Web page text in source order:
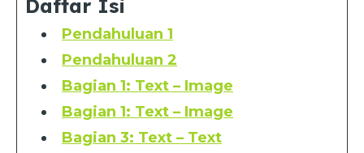
Daftar Isi
Pendahuluan 1
Pendahuluan 2
Bagian 1: Text – Image
Bagian 1: Text – Image
Bagian 3: Text – Text